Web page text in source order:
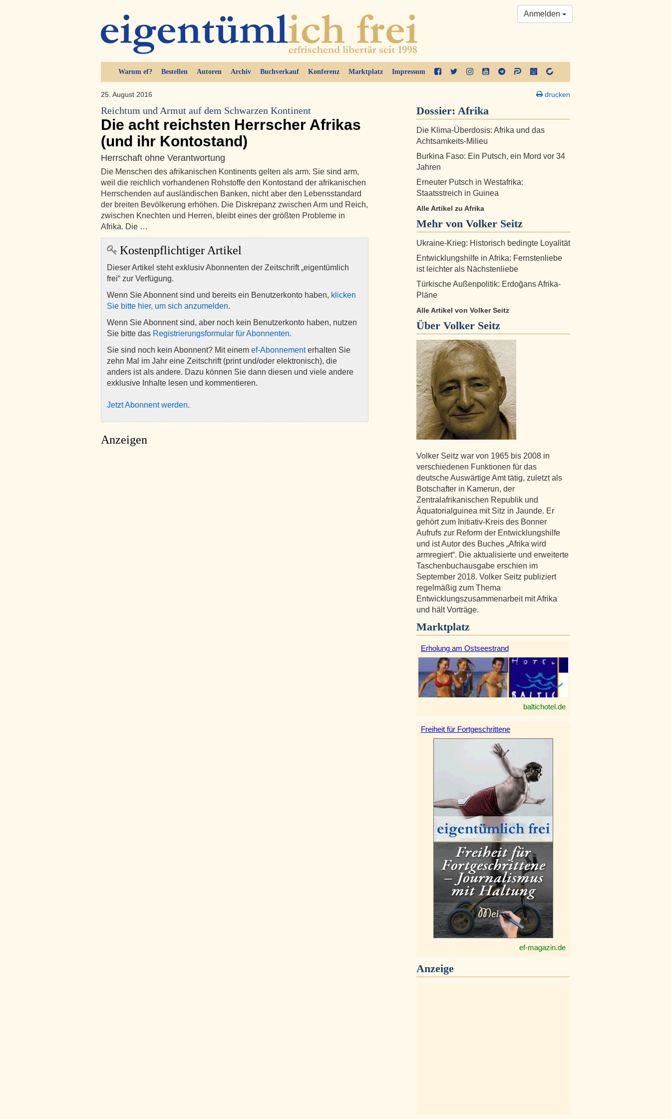
Warum ef? Bestellen Autoren Archiv Buchverkauf Konferenz Marktplatz Impressum
Anmelden
25. August 2016
Reichtum und Armut auf dem Schwarzen Kontinent
Die acht reichsten Herrscher Afrikas
(und ihr Kontostand)
Herrschaft ohne Verantwortung
Die Menschen des afrikanischen Kontinents gelten als arm. Sie sind arm,
weil die reichlich vorhandenen Rohstoffe den Kontostand der afrikanischen
Herrschenden auf ausländischen Banken, nicht aber den Lebensstandard
der breiten Bevölkerung erhöhen. Die Diskrepanz zwischen Arm und Reich,
zwischen Knechten und Herren, bleibt eines der größten Probleme in
Afrika. Die …
Kostenpflichtiger Artikel
Dieser Artikel steht exklusiv Abonnenten der Zeitschrift „eigentümlich
frei“ zur Verfügung.
Wenn Sie Abonnent sind und bereits ein Benutzerkonto haben, klicken
Sie bitte hier, um sich anzumelden.
Wenn Sie Abonnent sind, aber noch kein Benutzerkonto haben, nutzen
Sie bitte das Registrierungsformular für Abonnenten.
Sie sind noch kein Abonnent? Mit einem ef-Abonnementerhalten Sie
zehn Mal im Jahr eine Zeitschrift (print und/oder elektronisch), die
anders ist als andere. Dazu können Sie dann diesen und viele andere
exklusive Inhalte lesen und kommentieren.
Jetzt Abonnent werden.
Anzeigen
drucken
Dossier: Afrika
Die Klima-Überdosis: Afrika und das
Achtsamkeits-Milieu
Burkina Faso: Ein Putsch, ein Mord vor 34
Jahren
Erneuter Putsch in Westafrika:
Staatsstreich in Guinea
Alle Artikel zu Afrika
Mehr von Volker Seitz
Ukraine-Krieg: Historisch bedingte Loyalität
Entwicklungshilfe in Afrika: Fernstenliebe
ist leichter als Nächstenliebe
Türkische Außenpolitik: Erdoğans Afrika-
Pläne
Alle Artikel von Volker Seitz
Über Volker Seitz
Volker Seitz war von 1965 bis 2008 in
verschiedenen Funktionen für das
deutsche Auswärtige Amt tätig, zuletzt als
Botschafter in Kamerun, der
Zentralafrikanischen Republik und
Äquatorialguinea mit Sitz in Jaunde. Er
gehört zum Initiativ-Kreis des Bonner
Aufrufs zur Reform der Entwicklungshilfe
und ist Autor des Buches „Afrika wird
armregiert“. Die aktualisierte und erweiterte
Taschenbuchausgabe erschien im
September 2018. Volker Seitz publiziert
regelmäßig zum Thema
Entwicklungszusammenarbeit mit Afrika
und hält Vorträge.
Marktplatz
Erholung am Ostseestrand
baltichotel.de
Freiheit für Fortgeschrittene
ef-magazin.de
Anzeige